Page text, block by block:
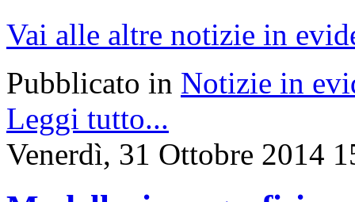
Vai alle altre notizie in
Pubblicato in Notizie in
Leggi tutto...
Venerdì, 31 Ottobre 2014